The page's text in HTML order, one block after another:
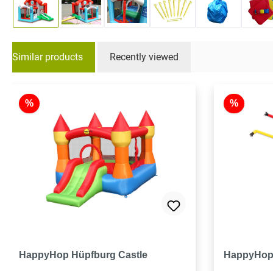
Similar products
Recently viewed
%
HappyHop Hüpfburg Castle
%